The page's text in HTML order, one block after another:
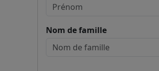
Nom de famille